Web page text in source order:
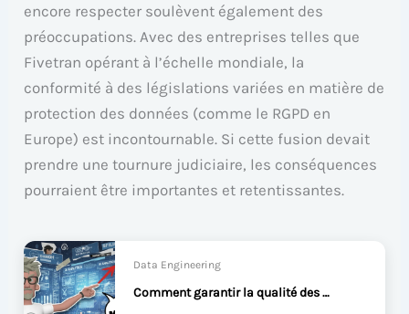
encore respecter soulèvent également des
préoccupations. Avec des entreprises telles que
Fivetran opérant à l’échelle mondiale, la
conformité à des législations variées en matière de
protection des données (comme le RGPD en
Europe) est incontournable. Si cette fusion devait
prendre une tournure judiciaire, les conséquences
pourraient être importantes et retentissantes.
Data Engineering
Comment garantir la qualité des données dans la MarTech moderne ?